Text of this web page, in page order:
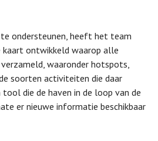
ondersteunen, heeft het team
ontwikkeld waarop alle
waaronder hotspots,
soorten activiteiten die daar
die de haven in de loop van de
er nieuwe informatie beschikbaar